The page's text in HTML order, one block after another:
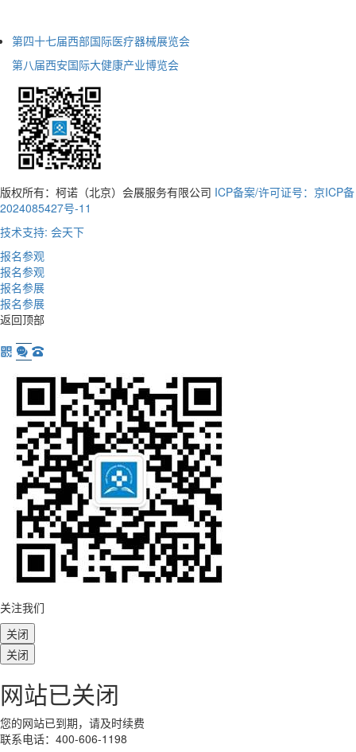
第四十七届西部国际医疗器械展览会
第八届西安国际大健康产业博览会
版权所有：柯诺（北京）会展服务有限公司 ICP备案/许可证号：京ICP备
2024085427号-11
技术支持: 会天下
报名参观
报名参观
报名参展
报名参展
返回顶部
关注我们
关闭
关闭
网站已关闭
您的网站已到期，请及时续费
联系电话：400-606-1198